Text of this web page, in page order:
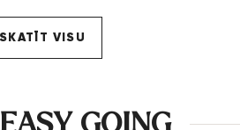
SKATĪT VISU